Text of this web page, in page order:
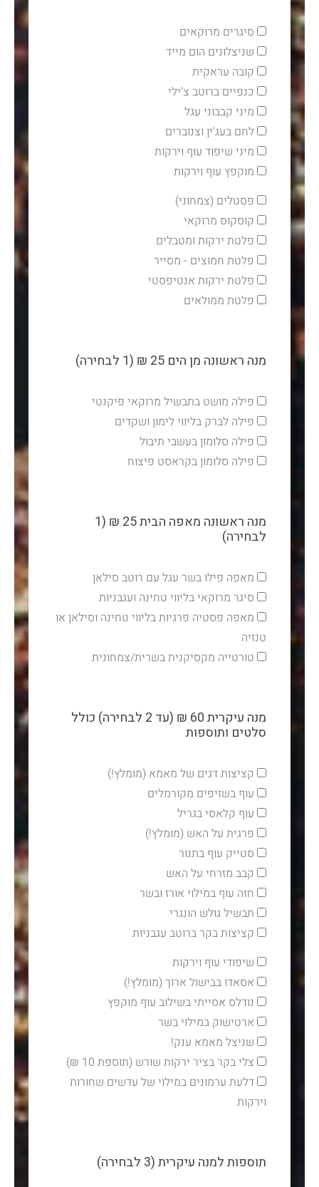
סיגרים מרוקאים
שניצלונים הום מייד
קובה עראקית
כנפיים ברוטב צ'ילי
מיני קבבוני עגל
לחם בעג'ין וצנוברים
מיני שיפוד עוף וירקות
מוקפץ עוף וירקות
פסטלים (צמחוני)
קוסקוס מרוקאי
פלטת ירקות ומטבלים
פלטת חמוצים - מסייר
פלטת ירקות אנטיפסטי
פלטת ממולאים
מנה ראשונה מן הים 25 ₪ (1 לבחירה)
פילה מושט בתבשיל מרוקאי פיקנטי
פילה לברק בליווי לימון ושקדים
פילה סלומון בעשבי תיבול
פילה סלומון בקראסט פיצוח
מנה ראשונה מאפה הבית 25 ₪ (1
לבחירה)
מאפה פילו בשר עגל עם רוטב סילאן
סיגר מרוקאי בליווי טחינה ועגבניות
מאפה פסטיה פרגיות בליווי טחינה וסילאן או
טנזיה
טורטייה מקסיקנית בשרית/צמחונית
מנה עיקרית 60 ₪ (עד 2 לבחירה) כולל
סלטים ותוספות
קציצות דגים של מאמא (מומלץ!)
עוף בשזיפים מקורמלים
עוף קלאסי בגריל
פרגית על האש (מומלץ!)
סטייק עוף בתנור
קבב מזרחי על האש
חזה עוף במילוי אורז ובשר
תבשיל גולש הונגרי
קציצות בקר ברוטב עגבניות
שיפודי עוף וירקות
אסאדו בבישול ארוך (מומלץ!)
נודלס אסייתי בשילוב עוף מוקפץ
ארטישוק במילוי בשר
שניצל מאמא ענק!
צלי בקר בציר ירקות שורש (תוספת 10 ₪)
דלעת ערמונים במילוי של עדשים שחורות
וירקות
תוספות למנה עיקרית (3 לבחירה)